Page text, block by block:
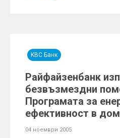
KBC Банк
Райфайзенбанк
безвъзмездни
Програмата за
ефективност в
04 ноември 2005